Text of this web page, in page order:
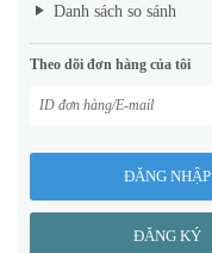
Danh sách so sánh
Theo dõi đơn hàng của tôi
ĐĂNG NHẬP
ĐĂNG KÝ